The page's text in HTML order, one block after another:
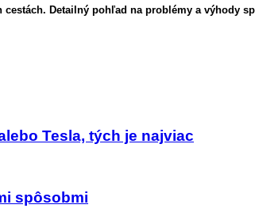
Detailný pohľad na problémy a výhody
Tesla, tých je najviac
spôsobmi